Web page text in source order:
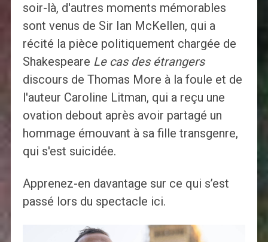
soir-là, d'autres moments mémorables
sont venus de Sir Ian McKellen, qui a
récité la pièce politiquement chargée de
Shakespeare Le cas des étrangers
discours de Thomas More à la foule et de
l'auteur Caroline Litman, qui a reçu une
ovation debout après avoir partagé un
hommage émouvant à sa fille transgenre,
qui s'est suicidée.
Apprenez-en davantage sur ce qui s’est
passé lors du spectacle ici.